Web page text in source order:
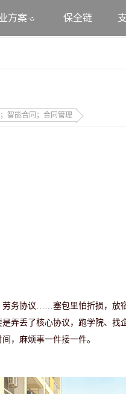
方案 保全链
智能合同；合同管理
劳务协议……塞包里怕折损，放
弄丢了核心协议，跑学院、找
，麻烦事一件接一件。